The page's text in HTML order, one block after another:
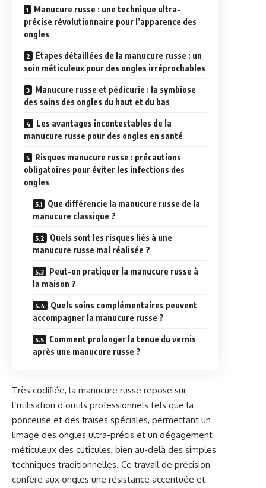
Manucure russe : une technique ultra-
précise révolutionnaire pour l’apparence des
ongles
Étapes détaillées de la manucure russe : un
soin méticuleux pour des ongles irréprochables
Manucure russe et pédicurie : la symbiose
des soins des ongles du haut et du bas
Les avantages incontestables de la
manucure russe pour des ongles en santé
Risques manucure russe : précautions
obligatoires pour éviter les infections des
ongles
Que différencie la manucure russe de la
manucure classique ?
Quels sont les risques liés à une
manucure russe mal réalisée ?
Peut-on pratiquer la manucure russe à
la maison ?
Quels soins complémentaires peuvent
accompagner la manucure russe ?
Comment prolonger la tenue du vernis
après une manucure russe ?
Très codifiée, la manucure russe repose sur
l’utilisation d’outils professionnels tels que la
ponceuse et des fraises spéciales, permettant un
limage des ongles ultra-précis et un dégagement
méticuleux des cuticules, bien au-delà des simples
techniques traditionnelles. Ce travail de précision
confère aux ongles une résistance accentuée et